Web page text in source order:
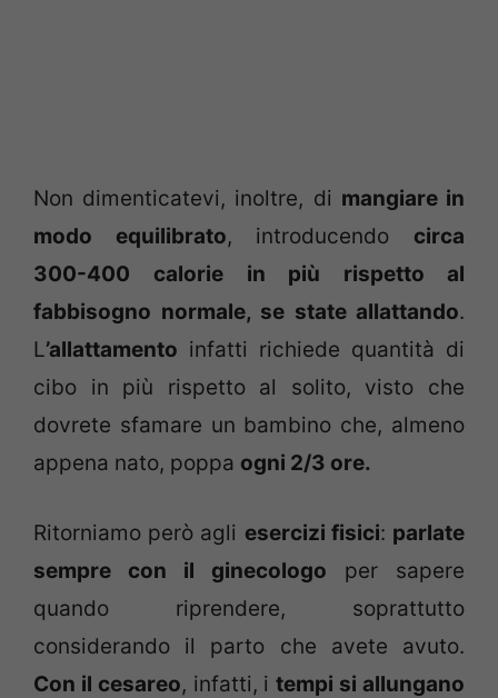
Non dimenticatevi, inoltre, di mangiare in
modo equilibrato, introducendo circa
300-400
calorie in più rispetto al
fabbisogno normale, se state allattando.
L’allattamento infatti richiede quantità di
cibo in più rispetto al solito, visto che
dovrete sfamare un bambino che, almeno
appena nato, poppa ogni 2/3 ore.
Ritorniamo però agli esercizi fisici: parlate
sempre con il ginecologo per sapere
quando riprendere, soprattutto
considerando il parto che avete avuto.
Con il cesareo, infatti, itempi si allungano